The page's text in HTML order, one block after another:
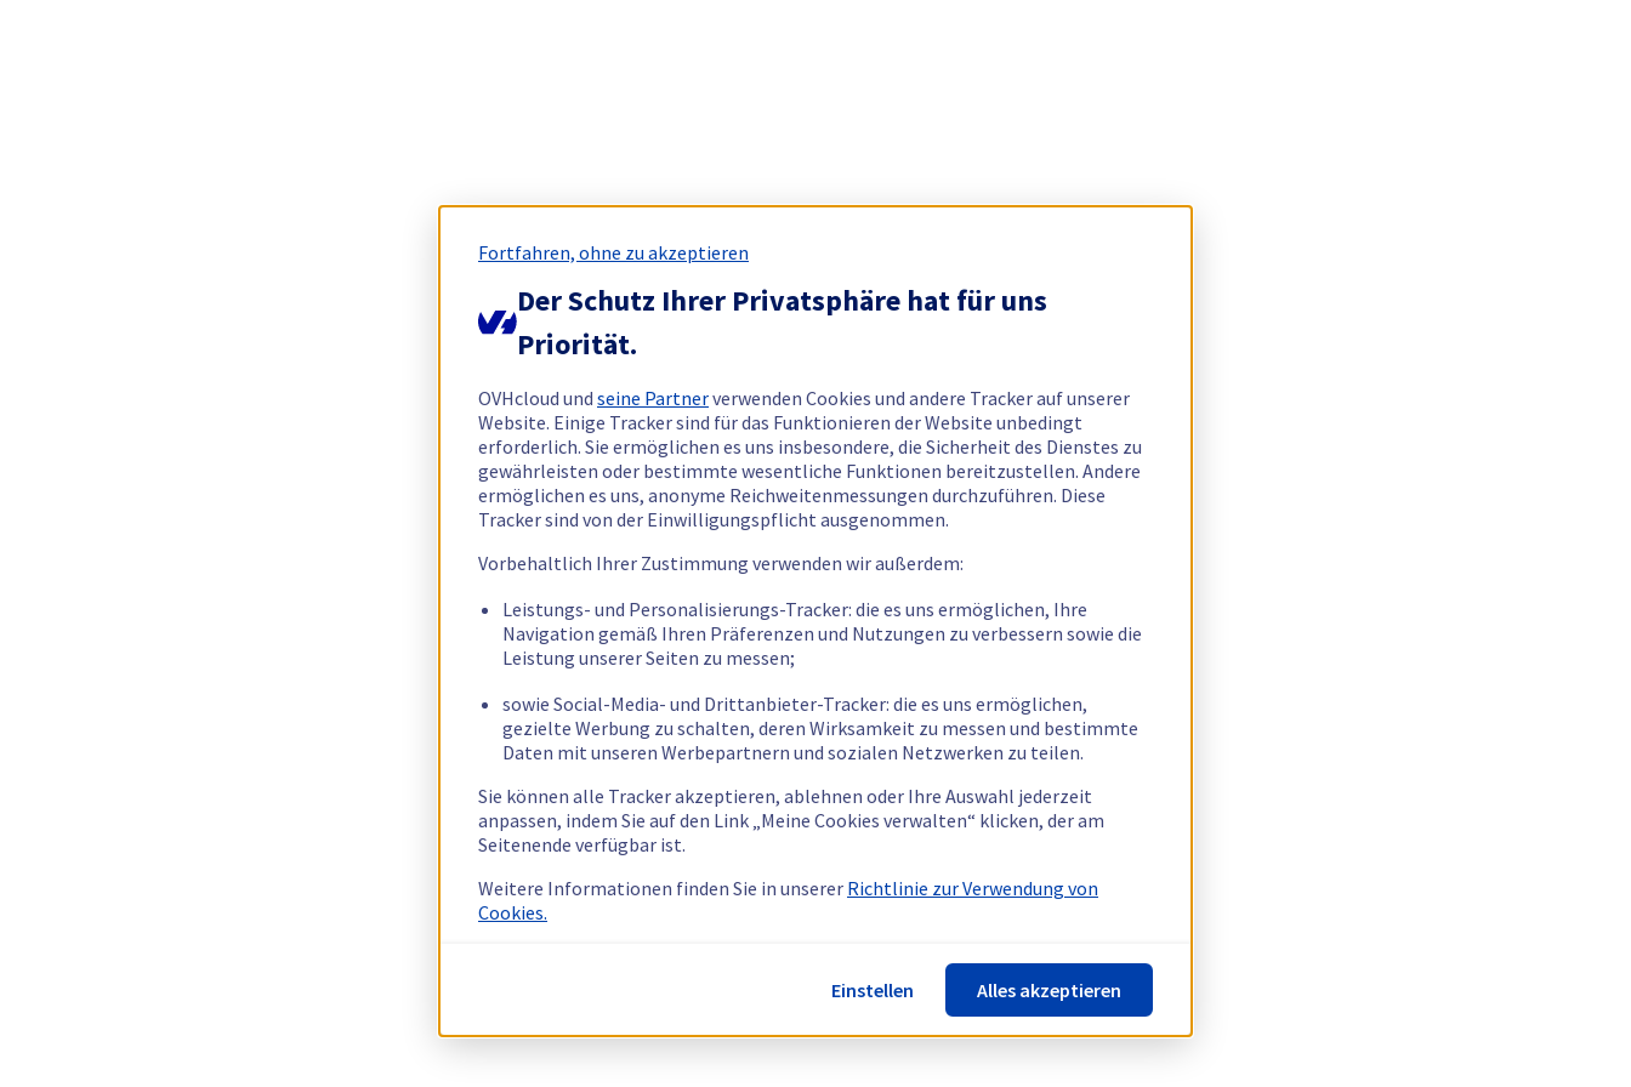
Fortfahren, ohne zu akzeptieren
Der Schutz Ihrer Privatsphäre hat für uns
Priorität.
OVHcloud und seine Partnerverwenden Cookies und andere Tracker auf unserer
Website. Einige Tracker sind für das Funktionieren der Website unbedingt
erforderlich. Sie ermöglichen es uns insbesondere, die Sicherheit des Dienstes zu
gewährleisten oder bestimmte wesentliche Funktionen bereitzustellen. Andere
ermöglichen es uns, anonyme Reichweitenmessungen durchzuführen. Diese
Tracker sind von der Einwilligungspflicht ausgenommen.
Vorbehaltlich Ihrer Zustimmung verwenden wir außerdem:
Leistungs- und Personalisierungs-Tracker: die es uns ermöglichen, Ihre
Navigation gemäß Ihren Präferenzen und Nutzungen zu verbessern sowie die
Leistung unserer Seiten zu messen;
sowie Social-Media- und Drittanbieter-Tracker: die es uns ermöglichen,
gezielte Werbung zu schalten, deren Wirksamkeit zu messen und bestimmte
Daten mit unseren Werbepartnern und sozialen Netzwerken zu teilen.
Sie können alle Tracker akzeptieren, ablehnen oder Ihre Auswahl jederzeit
anpassen, indem Sie auf den Link „Meine Cookies verwalten“ klicken, der am
Seitenende verfügbar ist.
Weitere Informationen finden Sie in unserer Richtlinie zur Verwendung von
Cookies.
Einstellen Alles akzeptieren